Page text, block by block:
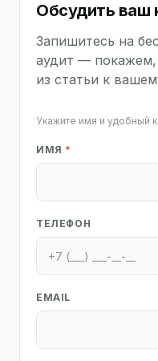
Обсудить ваш
Запишитесь на
аудит —
из статьи к
Укажите имя и удобный
ИМЯ *
ТЕЛЕФОН
EMAIL